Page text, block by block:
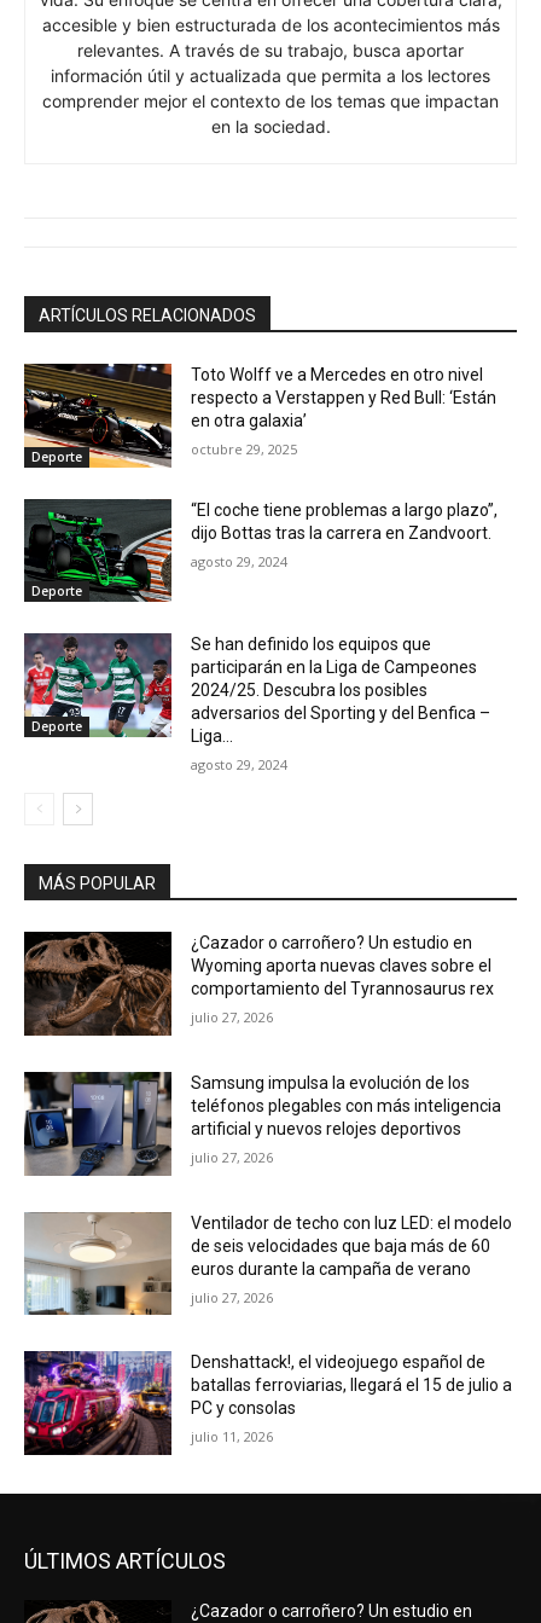
accesible y bien estructurada de los acontecimientos más
relevantes. A través de su trabajo, busca aportar
información útil y actualizada que permita a los lectores
comprender mejor el contexto de los temas que impactan
en la sociedad.
ARTÍCULOS RELACIONADOS
Deporte
Toto Wolff ve a Mercedes en otro nivel
respecto a Verstappen y Red Bull: ‘Están
en otra galaxia’
octubre 29, 2025
Deporte
“El coche tiene problemas a largo plazo”,
dijo Bottas tras la carrera en Zandvoort.
agosto 29, 2024
Deporte
Se han definido los equipos que
participarán en la Liga de Campeones
2024/25. Descubra los posibles
adversarios del Sporting y del Benfica –
Liga...
agosto 29, 2024
MÁS POPULAR
¿Cazador o carroñero? Un estudio en
Wyoming aporta nuevas claves sobre el
comportamiento del Tyrannosaurus rex
julio 27, 2026
Samsung impulsa la evolución de los
teléfonos plegables con más inteligencia
artificial y nuevos relojes deportivos
julio 27, 2026
Ventilador de techo con luz LED: el modelo
de seis velocidades que baja más de 60
euros durante la campaña de verano
julio 27, 2026
Denshattack!, el videojuego español de
batallas ferroviarias, llegará el 15 de julio a
PC y consolas
julio 11, 2026
ÚLTIMOS ARTÍCULOS
¿Cazador o carroñero? Un estudio en